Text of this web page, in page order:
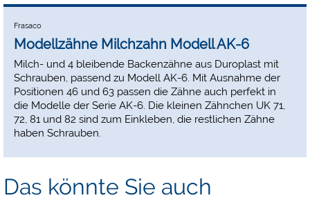
Frasaco
Modellzähne Milchzahn Modell AK-6
Milch- und 4 bleibende Backenzähne aus Duroplast mit
Schrauben, passend zu Modell AK-6. Mit Ausnahme der
Positionen 46 und 63 passen die Zähne auch perfekt in
die Modelle der Serie AK-6. Die kleinen Zähnchen UK 71,
72, 81 und 82 sind zum Einkleben, die restlichen Zähne
haben Schrauben.
Das könnte Sie auch